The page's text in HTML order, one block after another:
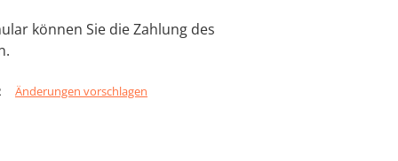
können Sie die Zahlung des
Änderungen vorschlagen